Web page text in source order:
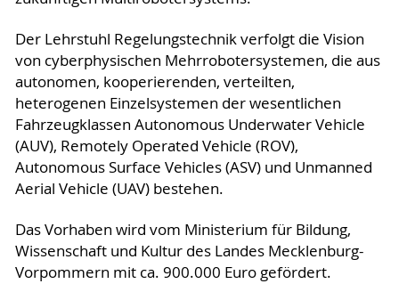
Der Lehrstuhl Regelungstechnik verfolgt die Vision
von cyberphysischen Mehrrobotersystemen, die aus
autonomen, kooperierenden, verteilten,
heterogenen Einzelsystemen der wesentlichen
Fahrzeugklassen Autonomous Underwater Vehicle
(AUV), Remotely Operated Vehicle (ROV),
Autonomous Surface Vehicles (ASV) und Unmanned
Aerial Vehicle (UAV) bestehen.
Das Vorhaben wird vom Ministerium für Bildung,
Wissenschaft und Kultur des Landes Mecklenburg-
Vorpommern mit ca. 900.000 Euro gefördert.